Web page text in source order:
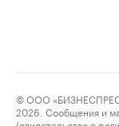
© ООО
2026. Сообщения и